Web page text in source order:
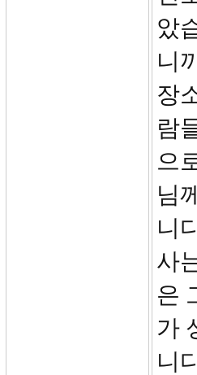
았
니
장
람
으
님
니
사
은
가
니